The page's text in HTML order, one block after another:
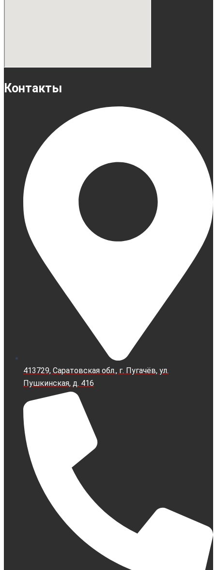
Контакты
413729, Саратовская обл., г. Пугачёв, ул.
Пушкинская, д. 416